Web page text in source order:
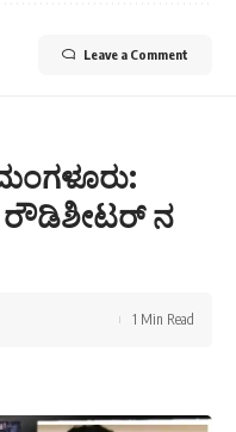
Leave a Comment
ಮಂಗಳೂರು:
ರೌಡಿಶೀಟರ್ ನ
1 Min Read